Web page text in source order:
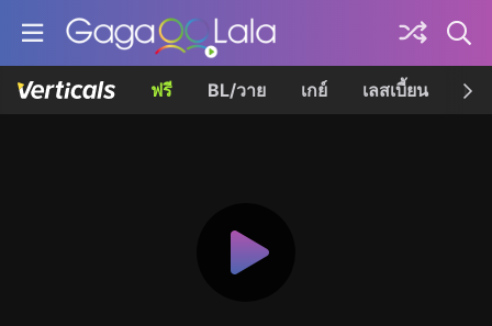
ฟรี BL/วาย เกย์ เลสเบี้ยน เค